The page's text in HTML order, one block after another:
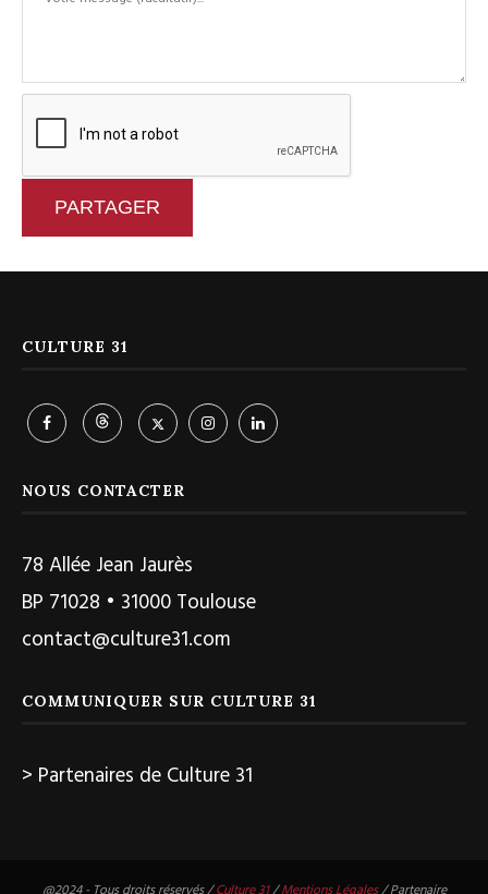
PARTAGER
CULTURE 31
NOUS CONTACTER
78 Allée Jean Jaurès
BP 71028 • 31000 Toulouse
contact@culture31.com
COMMUNIQUER SUR CULTURE 31
> Partenaires de Culture 31